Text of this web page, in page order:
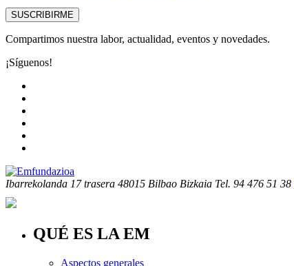
SUSCRIBIRME
Compartimos nuestra labor, actualidad, eventos y novedades.
¡Síguenos!
Ibarrekolanda 17 trasera 48015 Bilbao Bizkaia Tel. 94 476 51 38
QUÉ ES LA EM
Aspectos generales